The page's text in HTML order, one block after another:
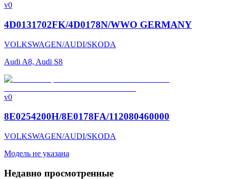
v0
4D0131702FK/4D0178N/WWO GERMANY
VOLKSWAGEN/AUDI/SKODA
Audi A8, Audi S8
v0
8E0254200H/8E0178FA/112080460000
VOLKSWAGEN/AUDI/SKODA
Модель не указана
Недавно просмотренные